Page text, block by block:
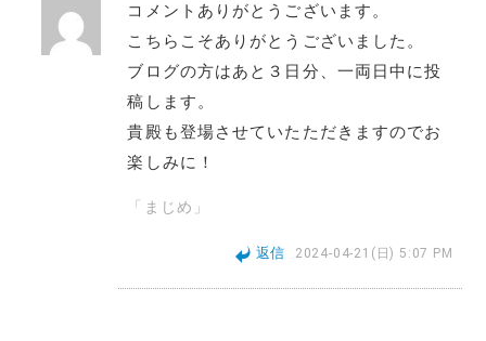
コメントありがとうございます。
こちらこそありがとうございました。
ブログの方はあと３日分、一両日中に投
稿します。
貴殿も登場させていたただきますのでお
楽しみに！
「まじめ」
返信 2024-04-21(日) 5:07 PM